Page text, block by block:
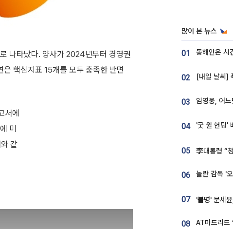
나타났다. 양사가 2024년부터 경영권
핵심지표 15개를 모두 충족한 반면
서에
미
같
많이 본 뉴스
01
02
03
04
05
06
07
08